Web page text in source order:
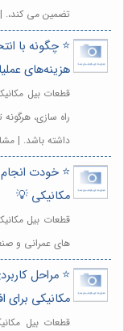
تضمین می کند،.
⭐️ چگونه با
هزینه‌های
قطعات بیل
راه سازی،
داشته باشد. |
⭐️ خودت
مکانیکی 💡
قطعات بیل
های عمرانی و
⭐️ مراحل
مکانیکی برای
قطعات بیل